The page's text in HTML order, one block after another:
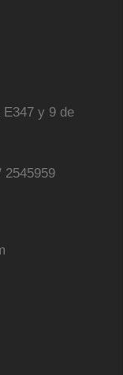
E347 y 9 de
2545959